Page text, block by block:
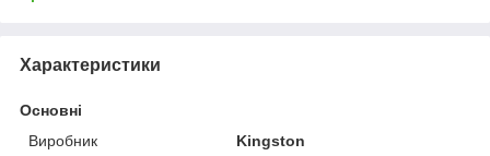
Характеристики
Основні
Виробник
Kingston